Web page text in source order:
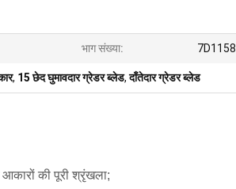
भाग संख्या: 7D1158
, 15 छेद घुमावदार ग्रेडर ब्लेड,दाँतेदार ग्रेडर ब्लेड
की पूरी श्रृंखला;